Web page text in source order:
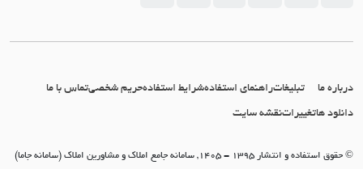
درباره ما تبلیغاتراهنمای استفادهشرایط استفادهحریم شخصیتماس با ما
دانلود هاتغییراتنقشه سایت
© حقوق استفاده و انتشار 1395 - 1405, سامانه جامع املاک و مشاورین املاک (سامانه جاما)